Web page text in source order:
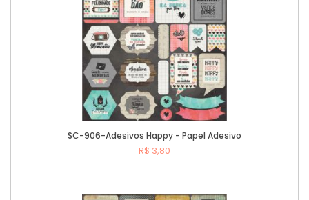
SC-906-Adesivos Happy - Papel Adesivo
R$ 3,80